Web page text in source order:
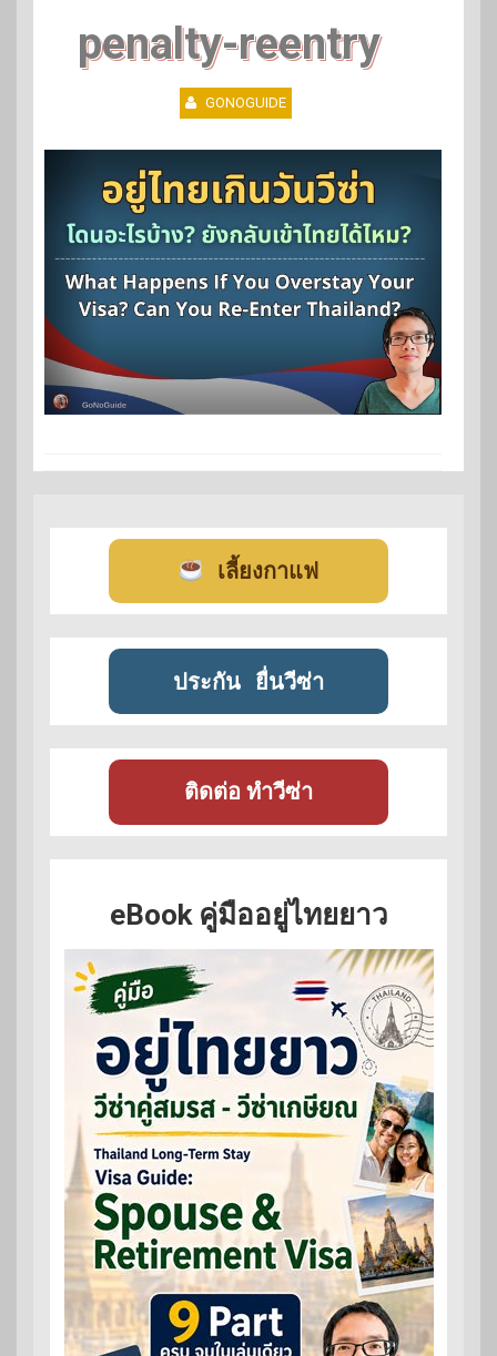
penalty-reentry
GONOGUIDE
เลี้ยงกาแฟ
ประกัน ยื่นวีซ่า
ติดต่อ ทำวีซ่า
eBook คู่มืออยู่ไทยยาว